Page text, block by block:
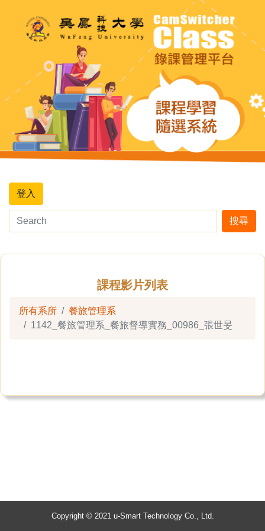
登入
搜尋
課程影片列表
所有系所
餐旅管理系
1142_餐旅管理系_餐旅督導實務_00986_張世旻
Copyright © 2021 u-Smart Technology Co., Ltd.